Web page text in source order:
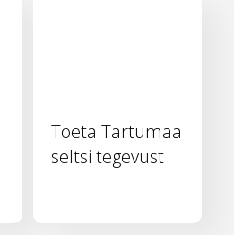
Toeta Tartumaa
seltsi tegevust